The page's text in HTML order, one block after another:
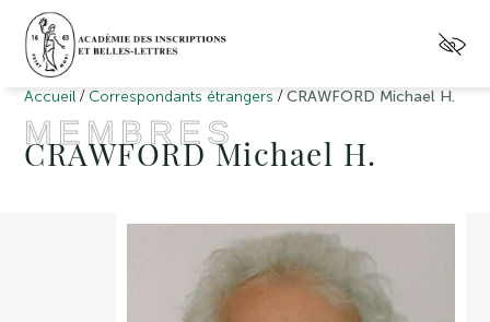
Accueil / Correspondants étrangers /CRAWFORD Michael H.
MEMBRES
CRAWFORD Michael H.